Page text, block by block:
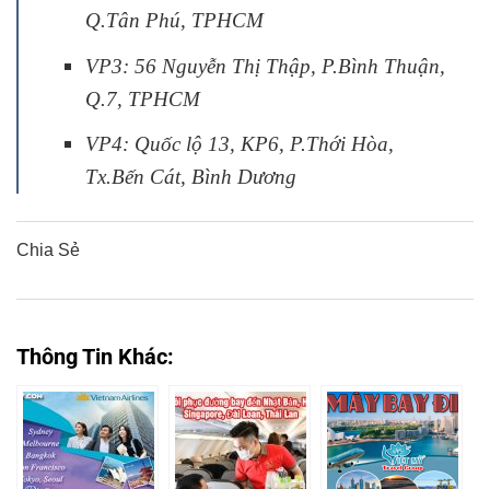
Q.Tân Phú, TPHCM
VP3: 56 Nguyễn Thị Thập, P.Bình Thuận,
Q.7, TPHCM
VP4: Quốc lộ 13, KP6, P.Thới Hòa,
Tx.Bến Cát, Bình Dương
Chia Sẻ
Thông Tin Khác: